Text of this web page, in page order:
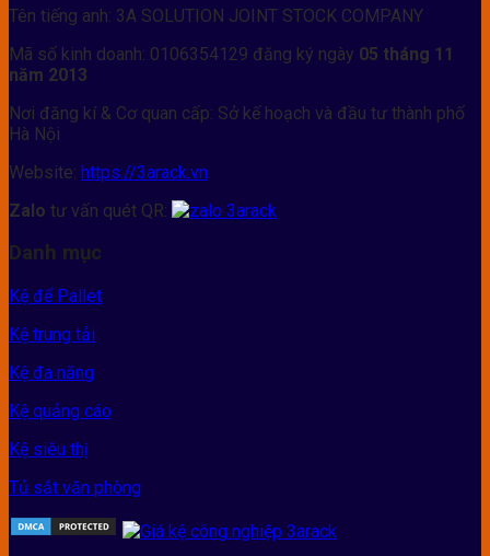
Tên tiếng anh: 3A SOLUTION JOINT STOCK COMPANY
Mã số kinh doanh: 0106354129 đăng ký ngày 05 tháng 11
năm 2013
Nơi đăng kí & Cơ quan cấp: Sở kế hoạch và đầu tư thành phố
Hà Nội
Website: https://3arack.vn
Zalo tư vấn quét QR:
Danh mục
Kệ để Pallet
Kệ trung tải
Kệ đa năng
Kệ quảng cáo
Kệ siêu thị
Tủ sắt văn phòng